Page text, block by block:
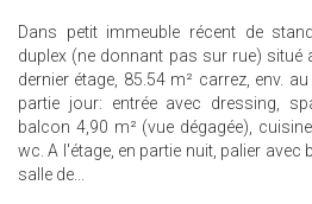
Dans petit immeuble récent de
duplex (ne donnant pas sur rue) situé
dernier étage, 85.54 m² carrez, env.
partie jour: entrée avec dressing,
balcon 4,90 m² (vue dégagée),
wc. A l'étage, en partie nuit, palier avec
salle de...